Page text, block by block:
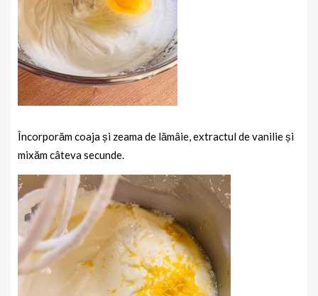
Încorporăm coaja și zeama de lămâie, extractul de vanilie și
mixăm câteva secunde.